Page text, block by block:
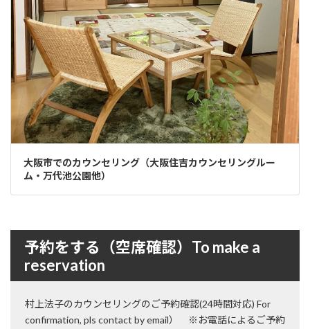
大阪市でのカウンセリング（大阪住吉カウンセリングルー
ム・万代池公園他）
予約をする（空席確認）To make a
reservation
村上法子のカウンセリングのご予約確認(24時間対応) For
confirmation, pls contact by email） ※お電話によるご予約